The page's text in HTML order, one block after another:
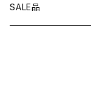
ハーネス
首輪
リード
SALE品